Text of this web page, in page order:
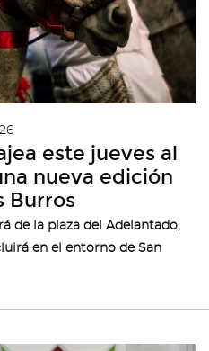
este jueves al
nueva edición
Burros
de la plaza del Adelantado,
en el entorno de San